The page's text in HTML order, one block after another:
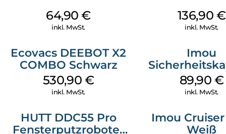
64,90€
inkl. MwSt.
136,90 €
inkl. MwSt.
Ecovacs DEEBOT X2
COMBO Schwarz
530,90 €
inkl. MwSt.
Imou
Draußen IPC-
Geschoss
89,90 €
inkl. MwSt.
HUTT DDC55 Pro
Fensterputzroboter
Imou Cruiser
Weiß